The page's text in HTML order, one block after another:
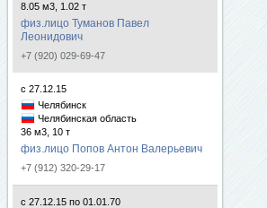
8.05 м3, 1.02 т
физ.лицо Туманов Павел
Леонидович
+7 (920) 029-69-47
с 27.12.15
Челябинск
Челябинская область
36 м3, 10 т
физ.лицо Попов Антон Валерьевич
+7 (912) 320-29-17
с 27.12.15 по 01.01.70